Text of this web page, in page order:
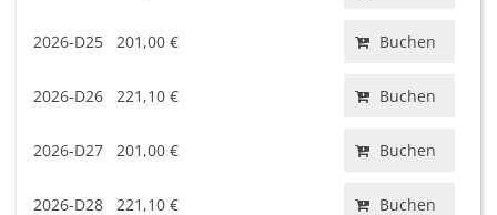
2026-D25 201,00 € Buchen
2026-D26 221,10 € Buchen
2026-D27 201,00 € Buchen
2026-D28 221,10 € Buchen